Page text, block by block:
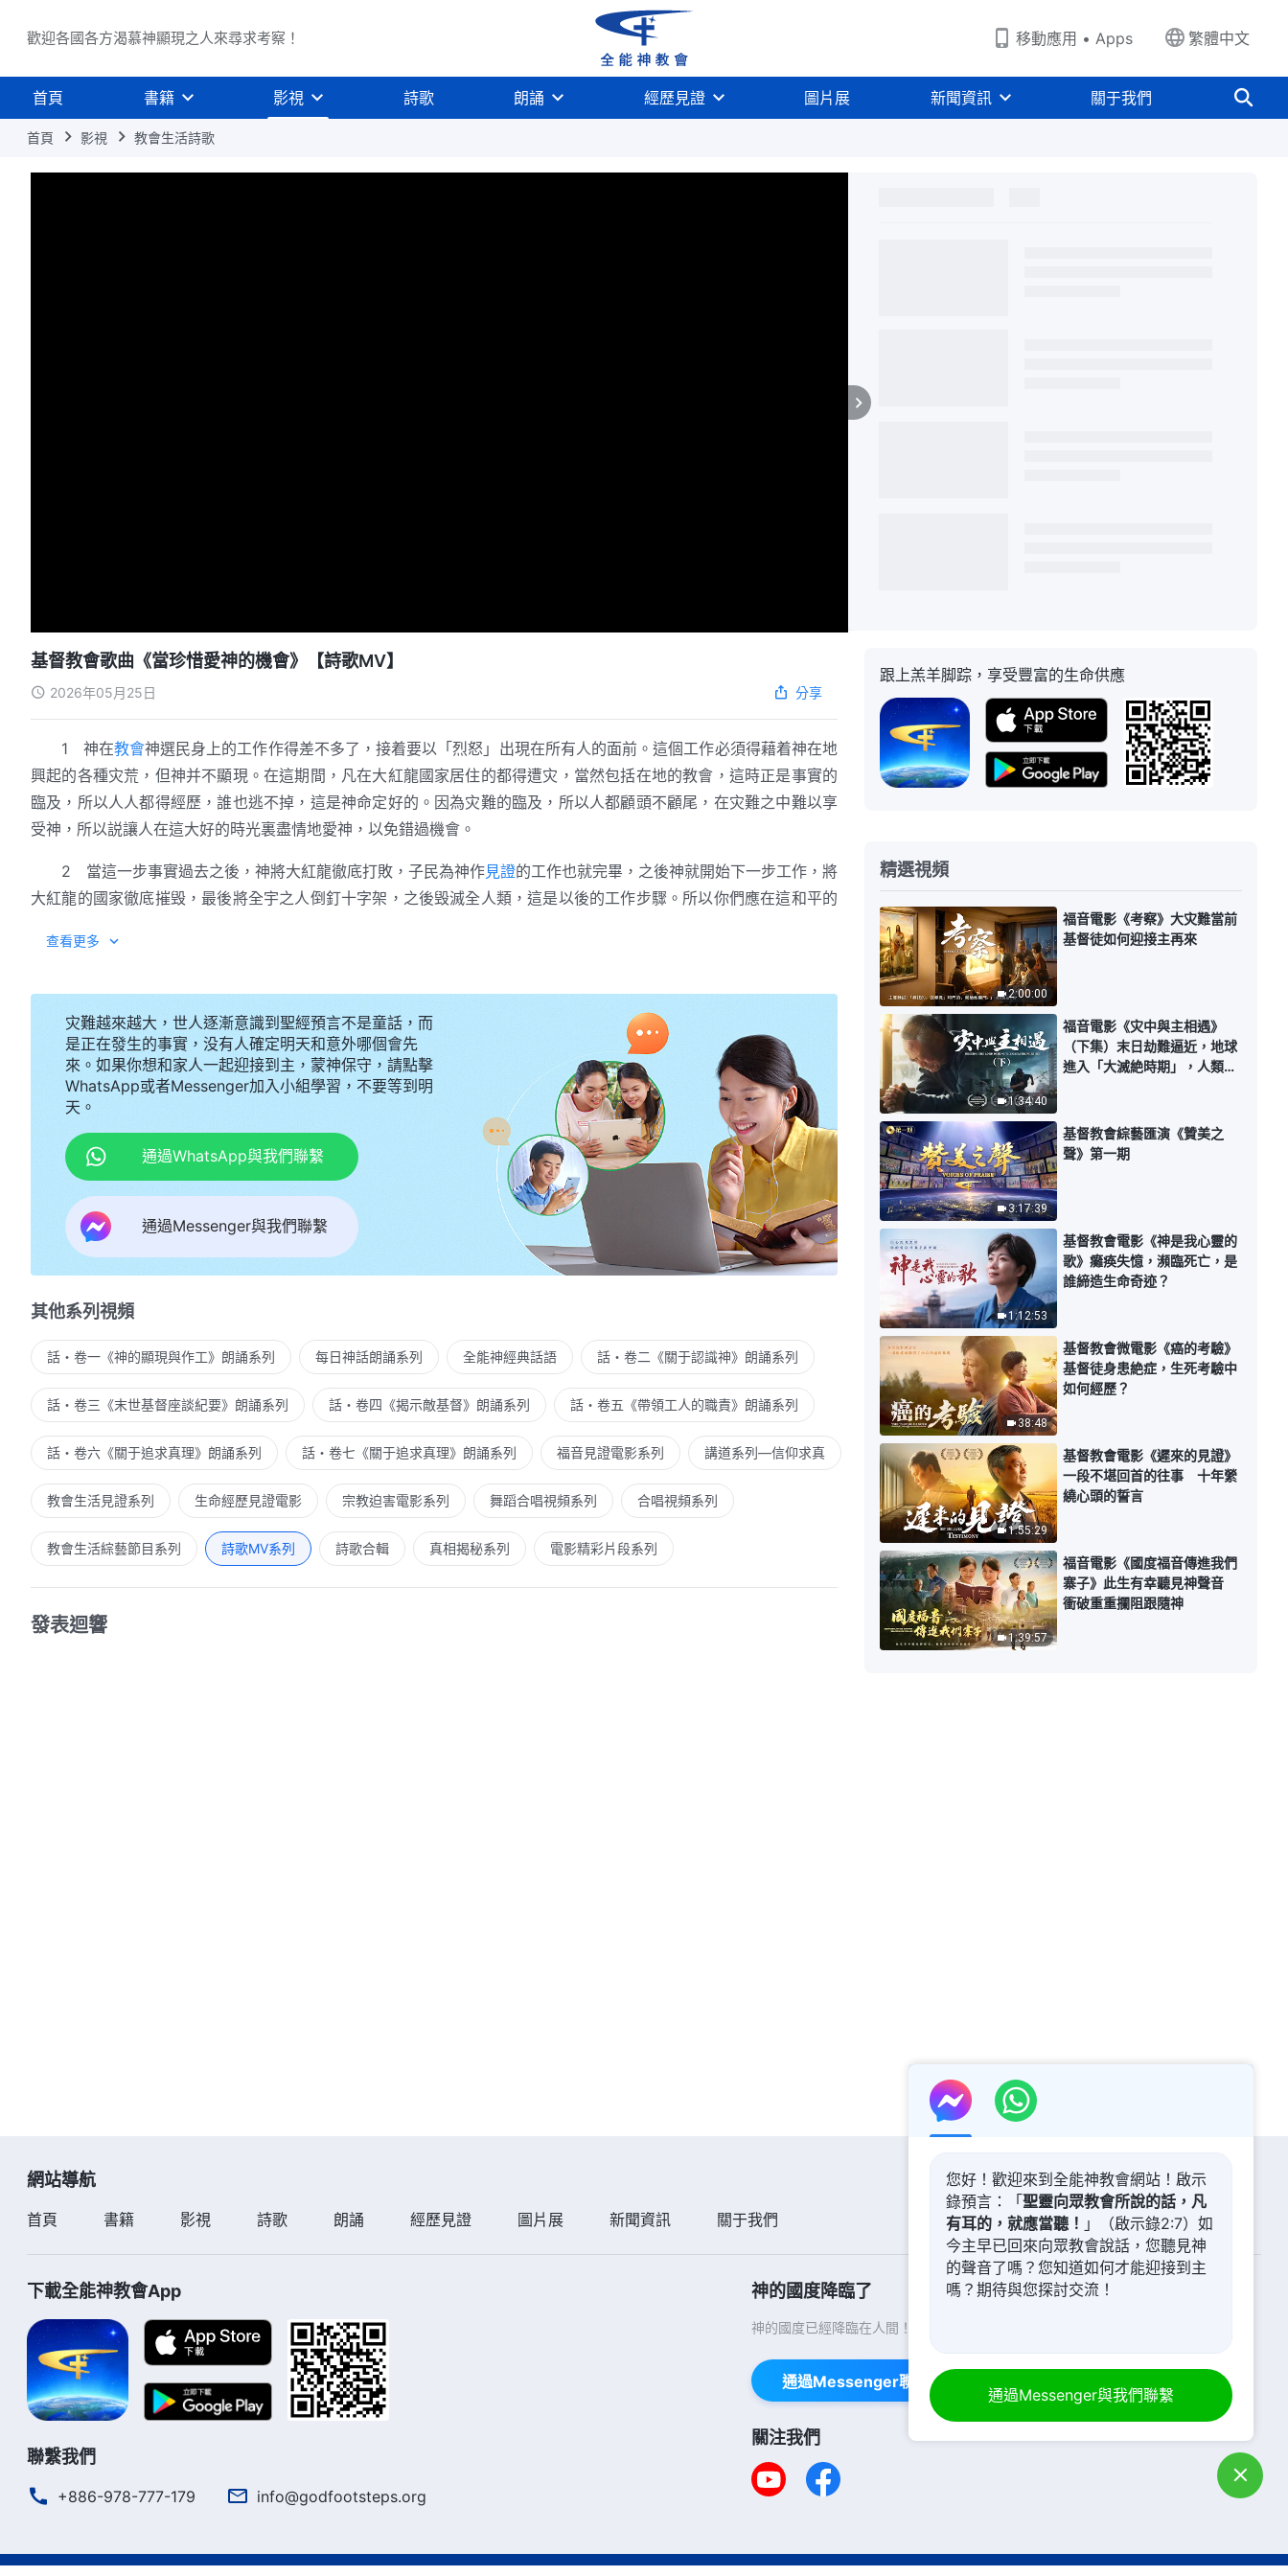
歡迎各國各方渴慕神顯現之人來尋求考察！ 移動應用 • Apps 繁體中文
首頁 書籍 影視 詩歌 朗誦 經歷見證 圖片展 新聞資訊 關于我們
首頁 影視 教會生活詩歌
基督教會歌曲《當珍惜愛神的機會》【詩歌MV】
2026年05月25日 分享
1 神在教會神選民身上的工作作得差不多了，接着要以「烈怒」出現在所有人的面前。這個工作必須得藉着神在地
興起的各種灾荒，但神并不顯現。在這期間，凡在大紅龍國家居住的都得遭灾，當然包括在地的教會，這時正是事實的
臨及，所以人人都得經歷，誰也逃不掉，這是神命定好的。因為灾難的臨及，所以人都顧頭不顧尾，在灾難之中難以享
受神，所以説讓人在這大好的時光裏盡情地愛神，以免錯過機會。
2 當這一步事實過去之後，神將大紅龍徹底打敗，子民為神作見證的工作也就完畢，之後神就開始下一步工作，將
大紅龍的國家徹底摧毁，最後將全宇之人倒釘十字架，之後毁滅全人類，這是以後的工作步驟。所以你們應在這和平的
愛神，這不正是受造之物的職責嗎？
3 那你們當如何在有生之日中愛神呢？你想過嗎？還等着在死後再愛神嗎？這不是空談嗎？今天為什麽不追求愛神
呢？神希望你們都盡心、盡意、盡力地愛神，正像愛護自己的性命一樣，這不是最有意義的人生嗎？還要上哪兒尋找人
生的意義呢？不是太瞎眼了嗎？你願意愛神嗎？那應當怎樣做呢？放心大膽地來愛神，看看神能把你怎麽樣？不知你的
計劃表中有無愛神這一項，願所有人的計劃都成為神所成全的對象，都成為現實。
——《話・卷一 神的顯現與作工・「神向全宇的説話」的奥秘揭示・第四十二篇》
查看更多
灾難越來越大，世人逐漸意識到聖經預言不是童話，而
是正在發生的事實，没有人確定明天和意外哪個會先
來。如果你想和家人一起迎接到主，蒙神保守，請點擊
WhatsApp或者Messenger加入小組學習，不要等到明
天。
通過WhatsApp與我們聯繫
通過Messenger與我們聯繫
其他系列視頻
話・卷一《神的顯現與作工》朗誦系列 每日神話朗誦系列 全能神經典話語 話・卷二《關于認識神》朗誦系列
話・卷三《末世基督座談紀要》朗誦系列 話・卷四《揭示敵基督》朗誦系列 話・卷五《帶領工人的職責》朗誦系列
話・卷六《關于追求真理》朗誦系列 話・卷七《關于追求真理》朗誦系列 福音見證電影系列 講道系列—信仰求真
教會生活見證系列 生命經歷見證電影 宗教迫害電影系列 舞蹈合唱視頻系列 合唱視頻系列
教會生活綜藝節目系列 詩歌MV系列 詩歌合輯 真相揭秘系列 電影精彩片段系列
發表迴響
跟上羔羊脚踪，享受豐富的生命供應
精選視頻
2:00:00
福音電影《考察》大灾難當前
基督徒如何迎接主再來
1:34:40
福音電影《灾中與主相遇》
（下集）末日劫難逼近，地球
進入「大滅絶時期」，人類進
3:17:39
基督教會綜藝匯演《贊美之
聲》第一期
1:12:53
基督教會電影《神是我心靈的
歌》癱痪失憶，瀕臨死亡，是
誰締造生命奇迹？
38:48
基督教會微電影《癌的考驗》
基督徒身患絶症，生死考驗中
如何經歷？
1:55:29
基督教會電影《遲來的見證》
一段不堪回首的往事 十年縈
繞心頭的誓言
1:39:57
福音電影《國度福音傳進我們
寨子》此生有幸聽見神聲音
衝破重重攔阻跟隨神
網站導航
首頁 書籍 影視 詩歌 朗誦 經歷見證 圖片展 新聞資訊 關于我們
下載全能神教會App
聯繫我們
+886-978-777-179 info@godfootsteps.org
神的國度降臨了
神的國度已經降臨在人間！你想進入神的國度嗎？
通過Messenger聯繫我們
關注我們
您好！歡迎來到全能神教會網站！啟示
錄預言：「 聖靈向眾教會所說的話，凡
有耳的，就應當聽！ 」（啟示錄2:7）如
今主早已回來向眾教會說話，您聽見神
的聲音了嗎？您知道如何才能迎接到主
嗎？期待與您探討交流！
通過Messenger與我們聯繫